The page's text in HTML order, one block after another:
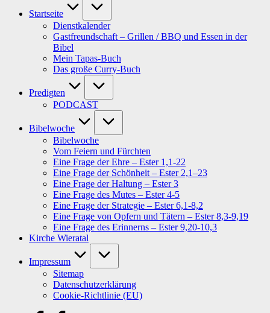
Startseite
Dienstkalender
Gastfreundschaft – Grillen / BBQ und Essen in der
Bibel
Mein Tapas-Buch
Das große Curry-Buch
Predigten
PODCAST
Bibelwoche
Bibelwoche
Vom Feiern und Fürchten
Eine Frage der Ehre – Ester 1,1-22
Eine Frage der Schönheit – Ester 2,1–23
Eine Frage der Haltung – Ester 3
Eine Frage des Mutes – Ester 4-5
Eine Frage der Strategie – Ester 6,1-8,2
Eine Frage von Opfern und Tätern – Ester 8,3-9,19
Eine Frage des Erinnerns – Ester 9,20-10,3
Kirche Wieratal
Impressum
Sitemap
Datenschutzerklärung
Cookie-Richtlinie (EU)